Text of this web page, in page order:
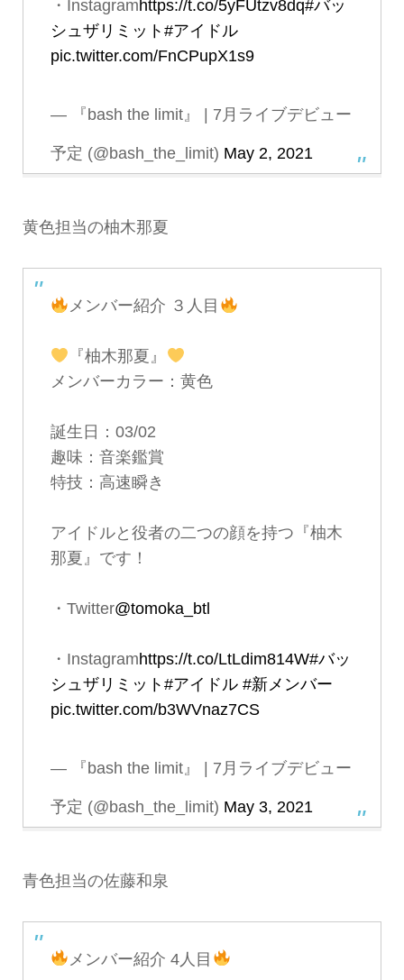
・Instagramhttps://t.co/5yFUtzv8dq#バッ
シュザリミット #アイドル
pic.twitter.com/FnCPupX1s9
— 『bash the limit』 | 7月ライブデビュー
予定 (@bash_the_limit) May 2, 2021
黄色担当の柚木那夏
メンバー紹介 ３人目
『柚木那夏』
メンバーカラー：黄色
誕生日：03/02
趣味：音楽鑑賞
特技：高速瞬き
アイドルと役者の二つの顔を持つ『柚木
那夏』です！
・Twitter@tomoka_btl
・Instagramhttps://t.co/LtLdim814W#バッ
シュザリミット #アイドル #新メンバー
pic.twitter.com/b3WVnaz7CS
— 『bash the limit』 | 7月ライブデビュー
予定 (@bash_the_limit) May 3, 2021
青色担当の佐藤和泉
メンバー紹介 4人目